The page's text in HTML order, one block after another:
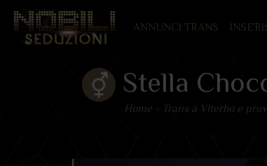
ANNUNCI TRANS
Stella
Home Trans a Viterbo e